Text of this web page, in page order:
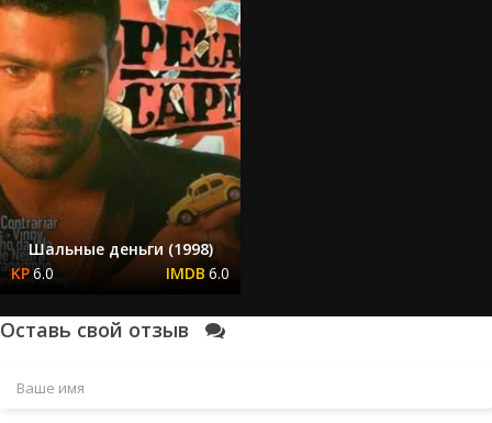
Шальные деньги (1998)
6.0
6.0
Оставь свой отзыв